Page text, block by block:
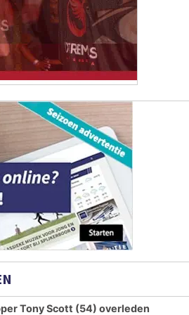
Tony Scott (54) overleden